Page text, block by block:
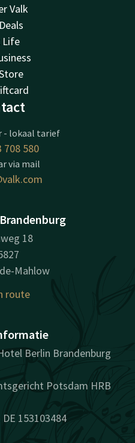
Valk
Life
- lokaal tarief
708 580
via mail
18
Mahlow
route
Berlin Brandenburg
Potsdam HRB
153103484